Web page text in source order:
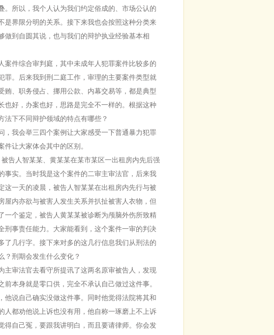
所以，我个人认为我们约定俗成的、市场公认的
是界限分明的关系。接下来我也会按照这种分类来
到自圆其说，也与我们的辩护执业经验基本相
件综合审判庭，其中未成年人犯罪案件比较多的
罪。后来我到刑二庭工作，审理的主要案件类型就
、职务侵占、挪用公款、内幕交易等，都是典型
也好，办案也好，思路是完全不一样的。根据这种
法下不同辩护领域的特点有哪些？
我会举三四个案例让大家感受一下普通暴力犯罪
让大家体会其中的区别。
人智某某、黄某某在某市某区一出租房内先后强
事实。当时我是这个案件的二审主审法官，后来我
一天的凌晨，被告人智某某在出租房内先行与被
内亦欲与被害人发生关系并扒扯被害人衣物，但
一个鉴定，被告人黄某某被诊断为颅脑外伤所致精
刑事责任能力。大家能看到，这个案件一审的判决
了几行字。接下来对多的这几行信息我们从刑法的
？刑期会发生什么变化？
审法官去看守所提讯了这两名原审被告人，发现
本身就是零口供，完全不承认自己做过这件事。
说自己确实没做这件事。同时他觉得法院将其和
人都劝他说上诉也没有用，他自称一琢磨上不上诉
得自己冤，要跟我讲明白，而且要请律师。你会发